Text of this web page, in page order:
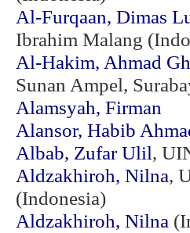
Al-Furqaan, Dimas
Ibrahim Malang
Al-Hakim, Ahmad
Sunan Ampel,
Alamsyah, Firman
Alansor, Habib
Albab, Zufar Ulil,
Aldzakhiroh, Nilna,
(Indonesia)
Aldzakhiroh, Nilna